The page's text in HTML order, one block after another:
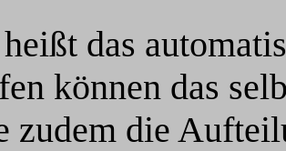
das
können das
zudem die